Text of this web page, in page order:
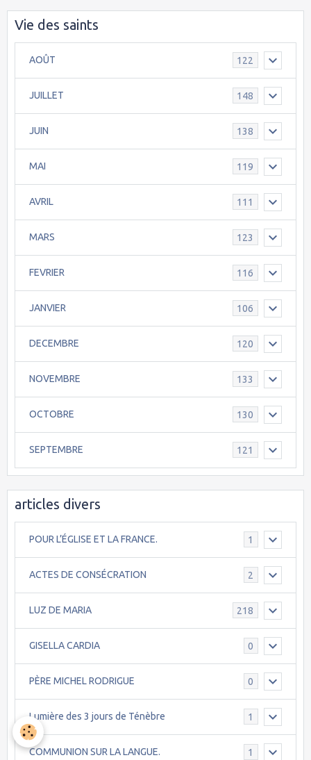
Vie des saints
AOÛT 122
JUILLET 148
JUIN 138
MAI 119
AVRIL 111
MARS 123
FEVRIER 116
JANVIER 106
DECEMBRE 120
NOVEMBRE 133
OCTOBRE 130
SEPTEMBRE 121
articles divers
POUR L’ÉGLISE ET LA FRANCE. 1
ACTES DE CONSÉCRATION 2
LUZ DE MARIA 218
GISELLA CARDIA 0
PÈRE MICHEL RODRIGUE 0
Lumière des 3 jours de Ténèbre 1
COMMUNION SUR LA LANGUE. 1